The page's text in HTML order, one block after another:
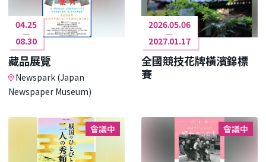
04.25
08.30
藏品展覽
Newspark (Japan
Newspaper Museum)
2026.05.06
2027.01.17
全國競技花牌橫濱錦標
賽
會議中 會議中